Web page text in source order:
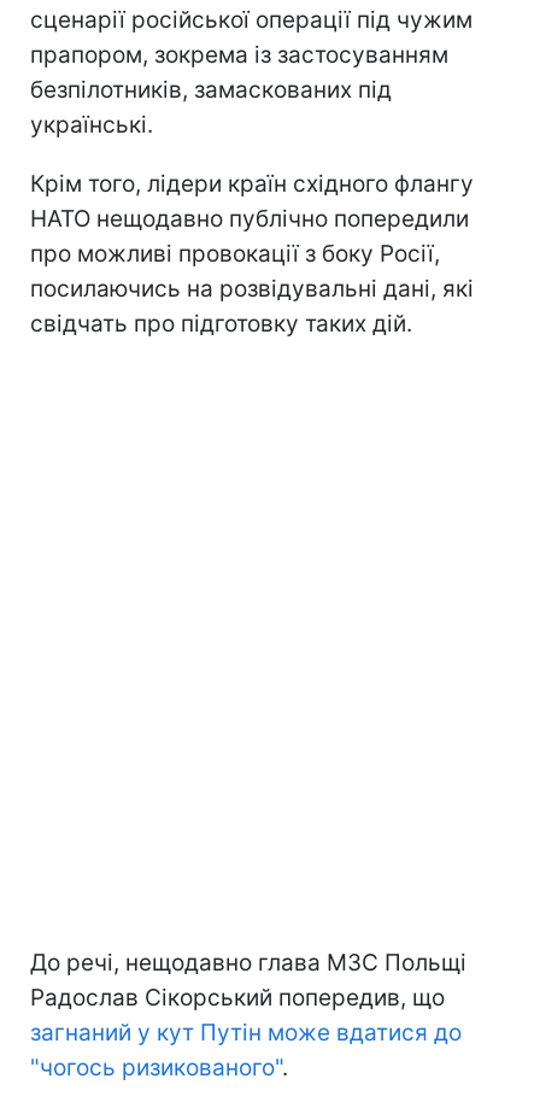
сценарії російської операції під чужим
прапором, зокрема із застосуванням
безпілотників, замаскованих під
українські.
Крім того, лідери країн східного флангу
НАТО нещодавно публічно попередили
про можливі провокації з боку Росії,
посилаючись на розвідувальні дані, які
свідчать про підготовку таких дій.
До речі, нещодавно глава МЗС Польщі
Радослав Сікорський попередив, що
загнаний у кут Путін може вдатися до
"чогось ризикованого".